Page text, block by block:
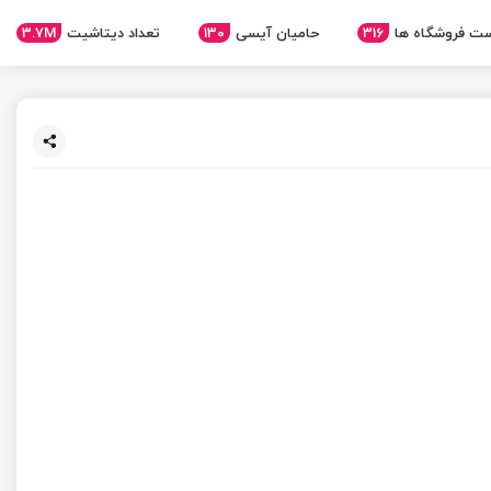
فروشگاه ها 316 حامیان آیسی 130 تعداد دیتاشیت 3.7M